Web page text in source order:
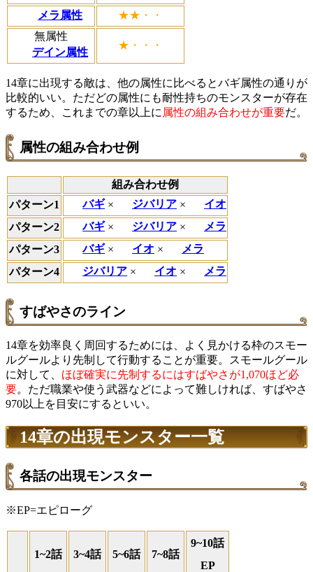
メラ属性
★★・・
無属性
デイン属性
★・・・
14章に出現する敵は、他の属性に比べるとバギ属性の通りが
比較的いい。ただどの属性にも耐性持ちのモンスターが存在
するため、これまでの章以上に 属性の組み合わせが重要だ。
属性の組み合わせ例
組み合わせ例
パターン1
バギ × ジバリア ×
イオ
パターン2
バギ × ジバリア ×
メラ
パターン3
バギ × イオ ×
メラ
パターン4
ジバリア × イオ × メラ
すばやさのライン
14章を効率良く周回するためには、よく見かける枠のスモー
ルグールより先制して行動することが重要。スモールグール
に対して、 ほぼ確実に先制するにはすばやさが1,070ほど必
要。ただ職業や使う武器などによって難しければ、すばやさ
970以上を目安にするといい。
14章の出現モンスター一覧
各話の出現モンスター
※EP=エピローグ
1~2話 3~4話 5~6話 7~8話
9~10話
EP